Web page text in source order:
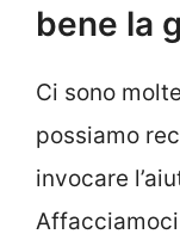
bene la
Ci sono
possiamo
invocare